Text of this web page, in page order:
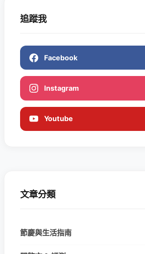
追蹤我
Facebook
Instagram
Youtube
文章分類
節慶與生活指南